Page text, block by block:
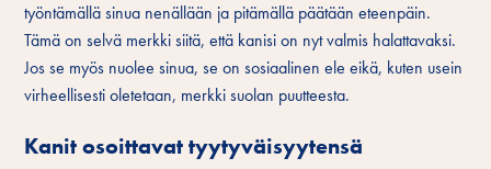
työntämällä sinua nenällään ja pitämällä päätään eteenpäin.
Tämä on selvä merkki siitä, että kanisi on nyt valmis halattavaksi.
Jos se myös nuolee sinua, se on sosiaalinen ele eikä, kuten usein
virheellisesti oletetaan, merkki suolan puutteesta.
Kanit osoittavat tyytyväisyytensä